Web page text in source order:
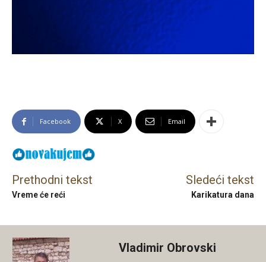
Facebook X Email
Prethodni tekst
Vreme će reći
Sledeći tekst
Karikatura dana
Vladimir Obrovski